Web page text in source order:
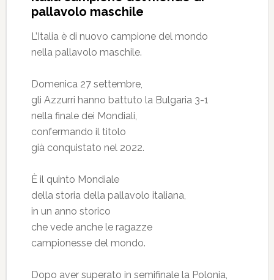
pallavolo maschile
L’Italia è di nuovo campione del mondo
nella pallavolo maschile.
Domenica 27 settembre,
gli Azzurri hanno battuto la Bulgaria 3-1
nella finale dei Mondiali,
confermando il titolo
già conquistato nel 2022.
È il quinto Mondiale
della storia della pallavolo italiana,
in un anno storico
che vede anche le ragazze
campionesse del mondo.
Dopo aver superato in semifinale la Polonia,